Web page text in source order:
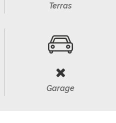
Terras
Garage